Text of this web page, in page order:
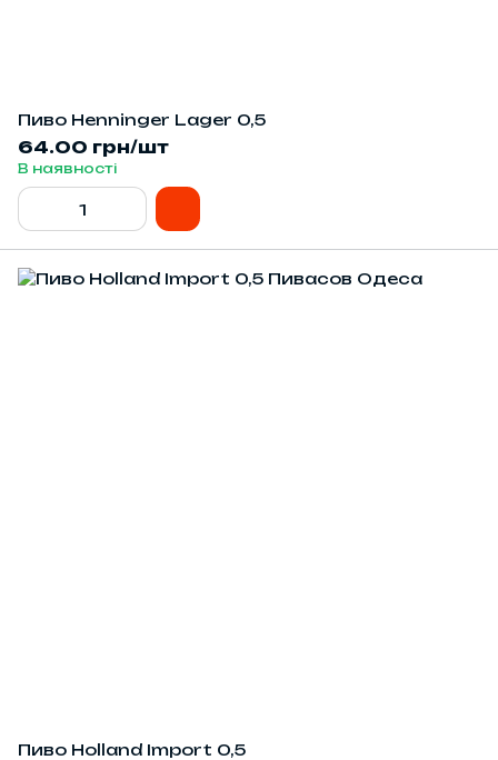
Пиво Henninger Lager 0,5
64.00 грн/шт
В наявності
Пиво Holland Import 0,5